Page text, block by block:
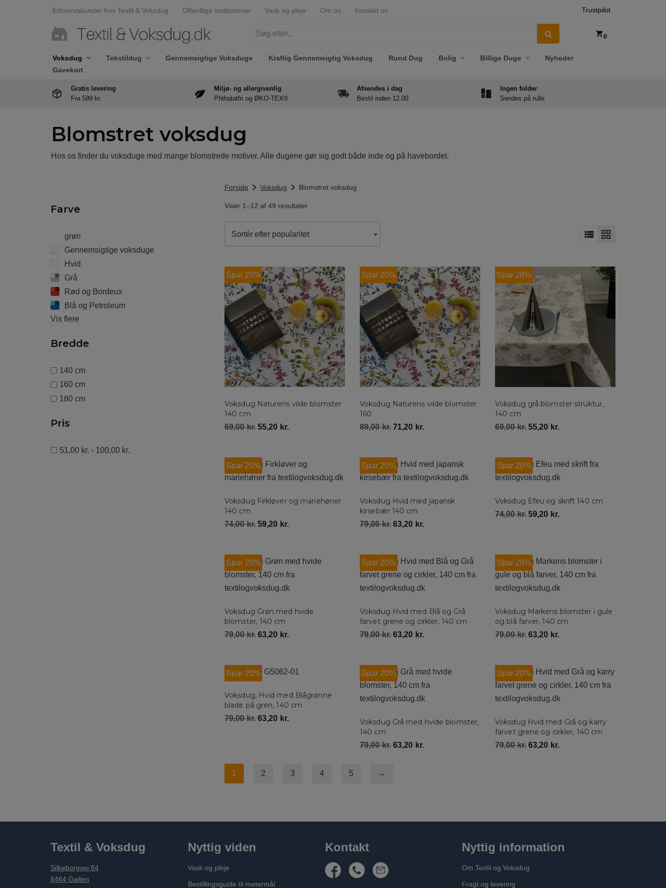
Erhvervskunder hos Textil & Voksdug Offentlige institutioner Vask og pleje Om os Kontakt os Trustpilot
0
Voksdug Tekstildug Gennemsigtige Voksduge Kraftig Gennemsigtig Voksdug Rund Dug Bolig Billige Duge
Nyheder
Gavekort
Gratis levering
Fra 599 kr.
Miljø- og allergivenlig
Phthalatfri og ØKO-TEX®
Afsendes i dag
Bestil inden 12.00
Ingen folder
Sendes på rulle
Blomstret voksdug
Hos os finder du voksduge med mange blomstrede motiver. Alle dugene gør sig godt både inde og på havebordet.
Farve
grøn
Gennemsigtige voksduge
Hvid
Grå
Rød og Bordeux
Blå og Petroleum
Vis flere
Bredde
140 cm
160 cm
180 cm
Pris
51,00 kr. - 100,00 kr.
Forside chevron_right Voksdug chevron_right Blomstret voksdug
Viser 1–12 af 49 resultater
Spar 20%
Voksdug Naturens vilde blomster
140 cm
69,00kr. 55,20 kr.
Spar 20%
Voksdug Naturens vilde blomster
160
89,00kr. 71,20 kr.
Spar 20%
Voksdug grå blomster struktur,
140 cm
69,00kr. 55,20 kr.
Spar 20%
Voksdug Firkløver og mariehøner
140 cm
74,00kr. 59,20 kr.
Spar 20%
Voksdug Hvid med japansk
kirsebær 140 cm
79,00kr. 63,20 kr.
Spar 20%
Voksdug Efeu og skrift 140 cm
74,00kr. 59,20 kr.
Spar 20%
Voksdug Grøn med hvide
blomster, 140 cm
79,00kr. 63,20 kr.
Spar 20%
Voksdug Hvid med Blå og Grå
farvet grene og cirkler, 140 cm
79,00kr. 63,20 kr.
Spar 20%
Voksdug Markens blomster i gule
og blå farver, 140 cm
79,00kr. 63,20 kr.
Spar 20%
Voksdug, Hvid med Blågrønne
blade på gren, 140 cm
79,00kr. 63,20 kr.
Spar 20%
Voksdug Grå med hvide blomster,
140 cm
79,00kr. 63,20 kr.
Spar 20%
Voksdug Hvid med Grå og karry
farvet grene og cirkler, 140 cm
79,00kr. 63,20 kr.
1 2 3 4 5 →
Textil & Voksdug
Silkeborgvej 84
8464 Galten
Nyttig viden
Vask og pleje
Bestillingsguide til metermål
Kontakt Nyttig information
Om Textil og Voksdug
Fragt og levering